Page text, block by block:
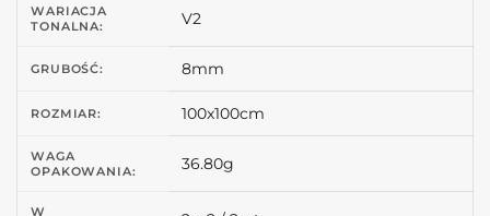
WARIACJA
TONALNA:
V2
GRUBOŚĆ: 8mm
ROZMIAR: 100x100cm
WAGA
OPAKOWANIA:
36.80g
W